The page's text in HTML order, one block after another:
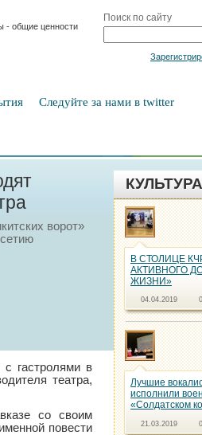
Поиск по сайту
Следуйте за нами в twitter
ворот»
с гастролями в
театра,
со своим
повести
В СТОЛИЦЕ
АКТИВНОГО
ЖИЗНИ»
04.04.2019 0
Лучшие
исполнили
«Солдатском
21.03.2019 0